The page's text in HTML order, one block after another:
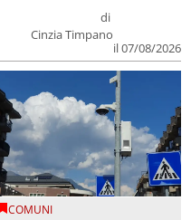
di
Cinzia Timpano
il 07/08/2026
COMUNI